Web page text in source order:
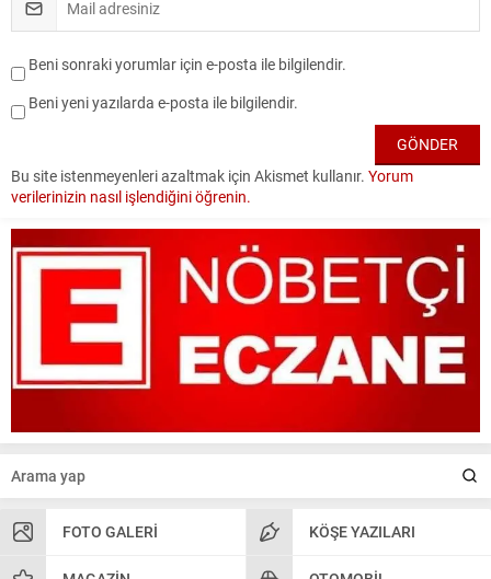
FOTO GALERI KÖŞE YAZILARI
Beni sonraki yorumlar için e-posta ile bilgilendir.
Beni yeni yazılarda e-posta ile bilgilendir.
Bu site istenmeyenleri azaltmak için Akismet kullanır. Yorum
verilerinizin nasıl işlendiğini öğrenin.